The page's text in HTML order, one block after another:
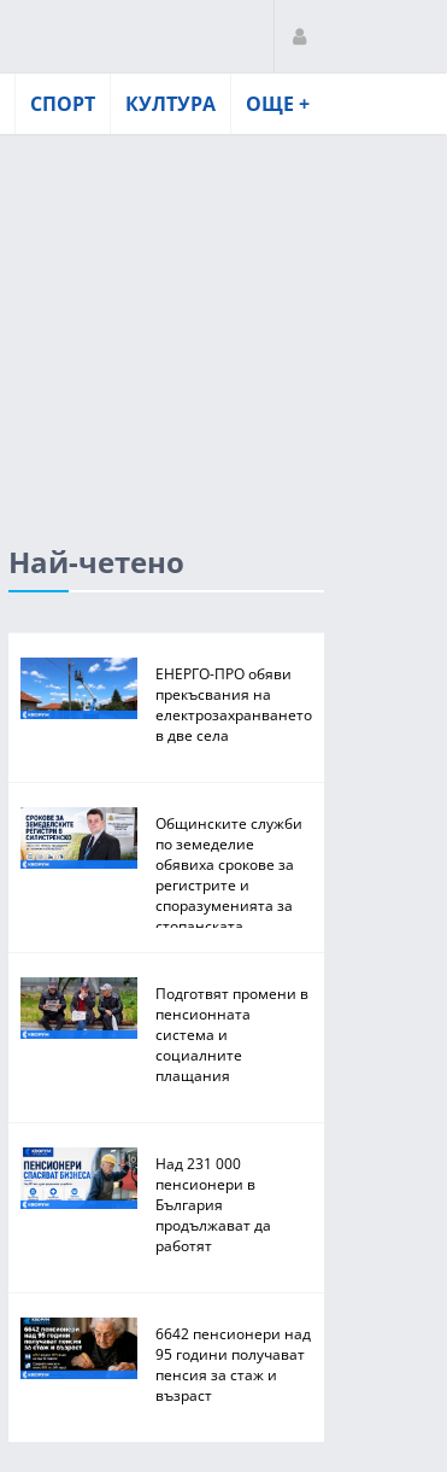
СПОРТ КУЛТУРА ОЩЕ +
Най-четено
ЕНЕРГО-ПРО обяви
прекъсвания на
електрозахранването
в две села
Общинските служби
по земеделие
обявиха срокове за
регистрите и
споразуменията за
стопанската
Подготвят промени в
пенсионната
система и
социалните
плащания
Над 231 000
пенсионери в
България
продължават да
работят
6642 пенсионери над
95 години получават
пенсия за стаж и
възраст